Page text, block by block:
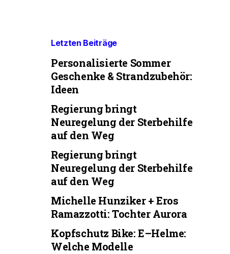
Letzten Beiträge
Personalisierte Sommer
Geschenke & Strandzubehör:
Ideen
Regierung bringt
Neuregelung der Sterbehilfe
auf den Weg
Regierung bringt
Neuregelung der Sterbehilfe
auf den Weg
Michelle Hunziker + Eros
Ramazzotti: Tochter Aurora
Kopfschutz Bike: E–Helme:
Welche Modelle